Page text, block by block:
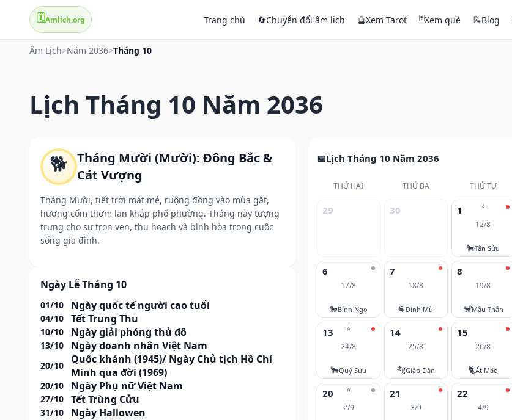
🗓️Amlich.org Trang chủ 🔄Chuyển đổi âm lịch 🔮Xem Tarot 🃏Xem quẻ 📝Blog
Âm Lịch>Năm 2036>Tháng 10
Lịch Tháng 10 Năm 2036
🐕 Tháng Mười (Mười): Đông Bắc &
Cát Vượng
Tháng Mười, tiết trời mát mẻ, ruộng đồng vào mùa gặt,
hương cốm thơm lan khắp phố phường. Tháng này tượng
trưng cho sự trọn vẹn, thu hoạch và bình hòa trong cuộc
sống gia đình.
Ngày Lễ Tháng 10
01/10 Ngày quốc tế người cao tuổi
04/10 Tết Trung Thu
10/10 Ngày giải phóng thủ đô
13/10 Ngày doanh nhân Việt Nam
20/10
Quốc khánh (1945)/ Ngày Chủ tịch Hồ Chí
Minh qua đời (1969)
20/10 Ngày Phụ nữ Việt Nam
27/10 Tết Trùng Cửu
31/10 Ngày Hallowen
Lịch Tháng 10 Năm 2036
THỨ HAI THỨ BA THỨ TƯ
29 30 ⭐
1
12/8
🐂Tân Sửu
6
17/8
🐎Bính Ngọ
7
18/8
🐐Đinh Mùi
8
19/8
🐒Mậu Thân
⭐
13
24/8
🐂Quý Sửu
14
25/8
🐅Giáp Dần
15
26/8
🐈Ất Mão
⭐
20
2/9
21
3/9
22
4/9